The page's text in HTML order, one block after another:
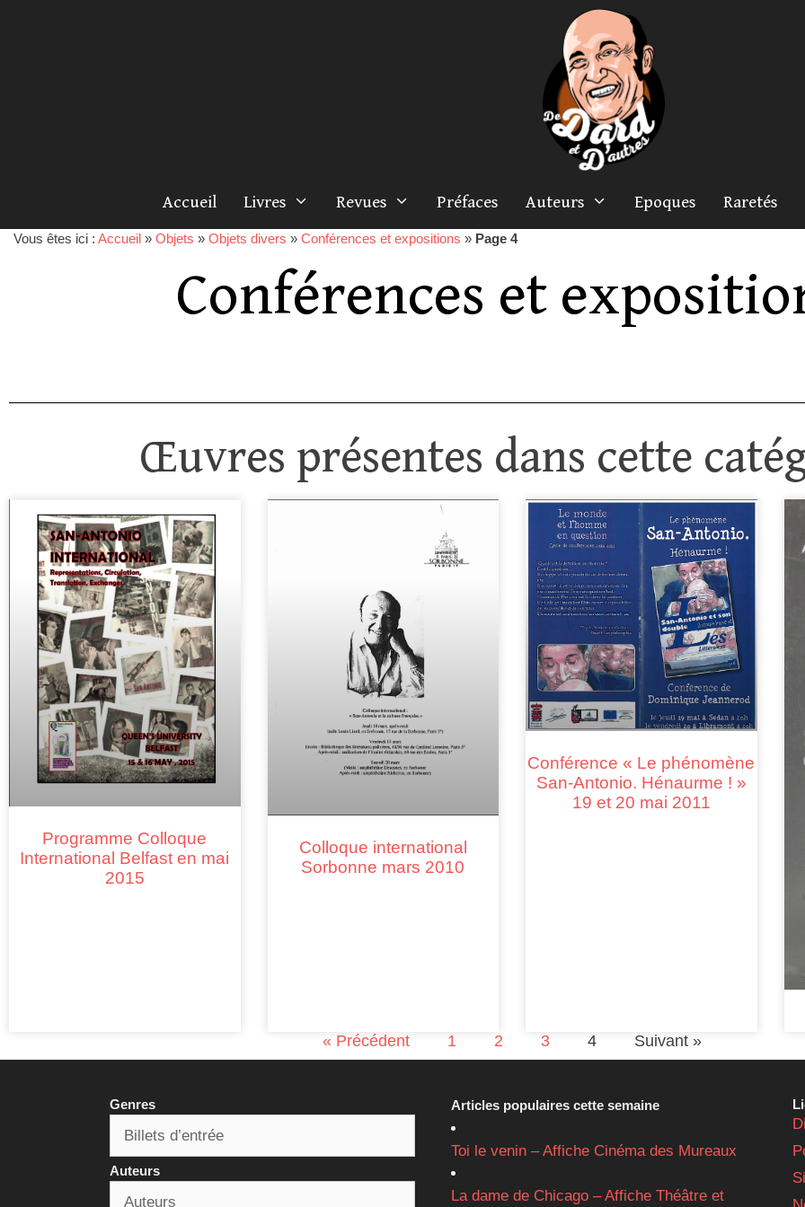
Accueil Livres Revues Préfaces Auteurs Epoques Raretés
Vous êtes ici : Accueil » Objets » Objets divers » Conférences et expositions » Page 4
Conférences et
Œuvres présentes dans cette
Programme Colloque
International Belfast en mai
2015
Colloque international
Sorbonne mars 2010
Conférence « Le phénomène
San-Antonio. Hénaurme ! »
19 et 20 mai 2011
« Précédent 1 2 3 4 Suivant »
Genres
Auteurs
Articles populaires cette semaine
Toi le venin – Affiche Cinéma des Mureaux
La dame de Chicago – Affiche Théâtre et